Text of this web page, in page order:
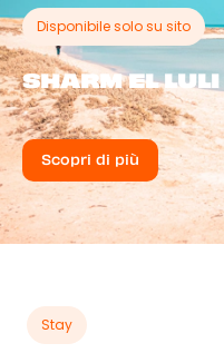
Disponibile solo su sito
SHARM EL LULI
Scopri di più
Stay